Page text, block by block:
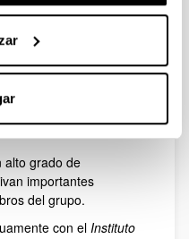
de evaluación de
sociedad del
de bondad de
alto grado de
importantes
del grupo.
con el Instituto